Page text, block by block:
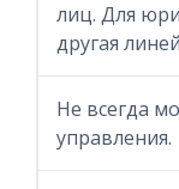
лиц. Для
другая
Не всегда
управления.